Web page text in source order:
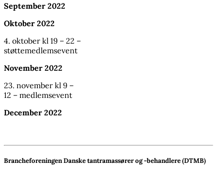
September 2022
Oktober 2022
4. oktober kl 19 – 22 –
støttemedlemsevent
November 2022
23. november kl 9 –
12 – medlemsevent
December 2022
Brancheforeningen Danske tantramassører og -behandlere (DTMB)